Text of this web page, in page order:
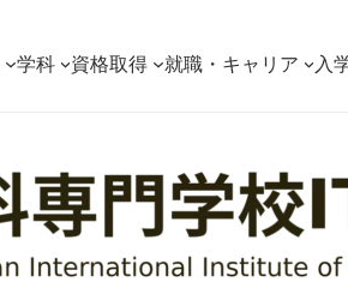
学科 資格取得 就職・キャリア 入